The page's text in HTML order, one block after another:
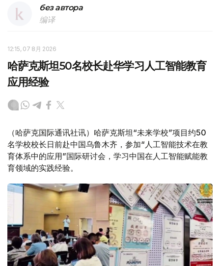
без автора
编译
12:15, 07 8月 2026
哈萨克斯坦50名校长赴华学习人工智能教育
应用经验
（哈萨克国际通讯社讯）哈萨克斯坦“未来学校”项目约50
名学校校长日前赴中国乌鲁木齐，参加“人工智能技术在教
育体系中的应用”国际研讨会，学习中国在人工智能赋能教
育领域的实践经验。